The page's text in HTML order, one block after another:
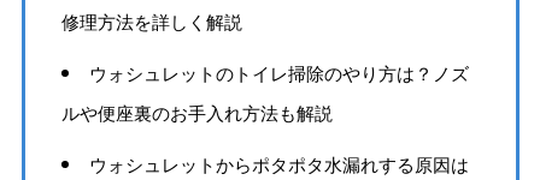
修理方法を詳しく解説
ウォシュレットのトイレ掃除のやり方は？ノズ
ルや便座裏のお手入れ方法も解説
ウォシュレットからポタポタ水漏れする原因は